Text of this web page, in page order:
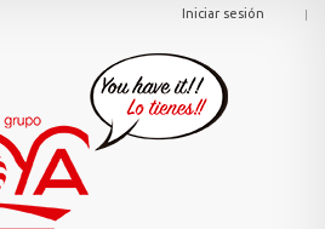
Iniciar sesión